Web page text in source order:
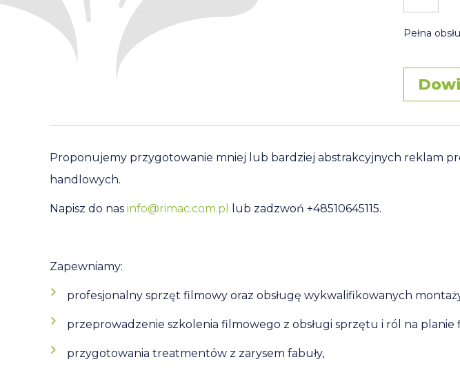
Pełna
Proponujemy przygotowanie mniej lub bardziej abstrakcyjnych reklam
handlowych.
Napisz do nas info@rimac.com.pl lub zadzwoń +48510645115.
Zapewniamy:
profesjonalny sprzęt filmowy oraz obsługę wykwalifikowanych
przeprowadzenie szkolenia filmowego z obsługi sprzętu i ról na planie
przygotowania treatmentów z zarysem fabuły,